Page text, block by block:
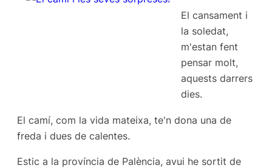
El cansament i
la soledat,
m'estan fent
pensar molt,
aquests darrers
dies.
El camí, com la vida mateixa, te'n dona una de
freda i dues de calentes.
Estic a la província de Palència, avui he sortit de